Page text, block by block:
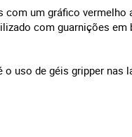
um gráfico
com guarnições
uso de géis gripper nas